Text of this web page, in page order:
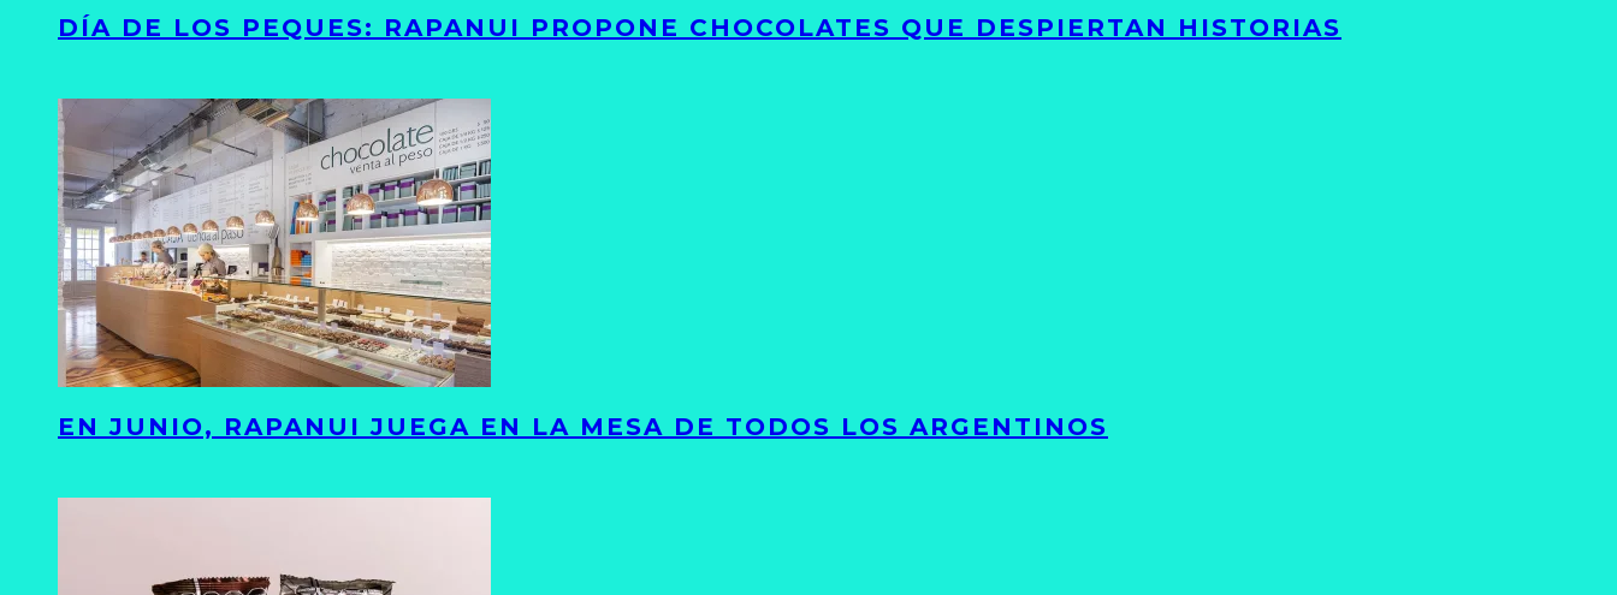
DÍA DE LOS PEQUES: RAPANUI PROPONE CHOCOLATES QUE DESPIERTAN HISTORIAS
EN JUNIO, RAPANUI JUEGA EN LA MESA DE TODOS LOS ARGENTINOS